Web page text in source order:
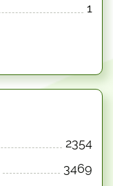
1
2354
3469